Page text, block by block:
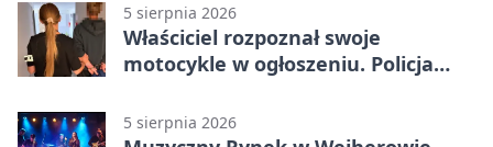
5 sierpnia 2026
Właściciel rozpoznał swoje
motocykle w ogłoszeniu. Policja
5 sierpnia 2026